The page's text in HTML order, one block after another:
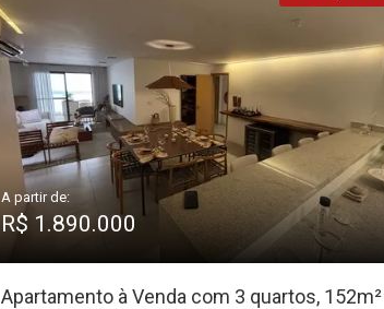
A partir de:
R$ 1.890.000
Apartamento à Venda com 3 quartos, 152m²